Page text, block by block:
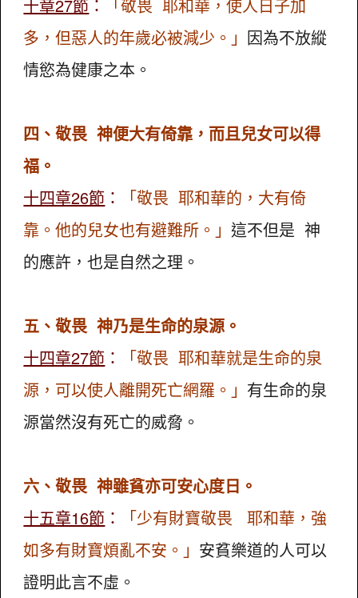
十章27節 ：
「敬畏 耶和華，使人日子加
多，但惡人的年歲必被減少。」 因為不放縱
情慾為健康之本。
四、敬畏 神便大有倚靠，而且兒女可以得
福。
十四章26節 ：
「敬畏 耶和華的，大有倚
靠。他的兒女也有避難所。」這不但是 神
的應許，也是自然之理。
五、敬畏 神乃是生命的泉源。
十四章27節 ：
「敬畏 耶和華就是生命的泉
源，可以使人離開死亡網羅。」 有生命的泉
源當然沒有死亡的威脅。
六、敬畏 神雖貧亦可安心度日。
十五章16節 ：
「少有財寶敬畏 耶和華，強
如多有財寶煩亂不安。」 安貧樂道的人可以
證明此言不虛。